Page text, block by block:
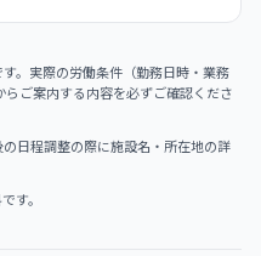
。実際の労働条件（勤務日時・業務
ご案内する内容を必ずご確認くださ
日程調整の際に施設名・所在地の詳
す。